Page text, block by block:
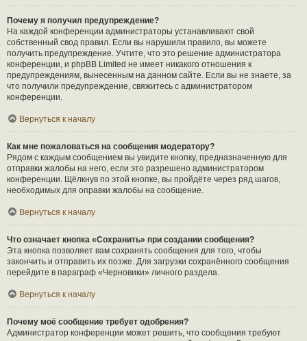
Почему я получил предупреждение?
На каждой конференции администраторы устанавливают свой
собственный свод правил. Если вы нарушили правило, вы можете
получить предупреждение. Учтите, что это решение администратора
конференции, и phpBB Limited не имеет никакого отношения к
предупреждениям, вынесенным на данном сайте. Если вы не знаете, за
что получили предупреждение, свяжитесь с администратором
конференции.
Вернуться к началу
Как мне пожаловаться на сообщения модератору?
Рядом с каждым сообщением вы увидите кнопку, предназначенную для
отправки жалобы на него, если это разрешено администратором
конференции. Щёлкнув по этой кнопке, вы пройдёте через ряд шагов,
необходимых для оправки жалобы на сообщение.
Вернуться к началу
Что означает кнопка «Сохранить» при создании сообщения?
Эта кнопка позволяет вам сохранять сообщения для того, чтобы
закончить и отправить их позже. Для загрузки сохранённого сообщения
перейдите в параграф «Черновики» личного раздела.
Вернуться к началу
Почему моё сообщение требует одобрения?
Администратор конференции может решить, что сообщения требуют